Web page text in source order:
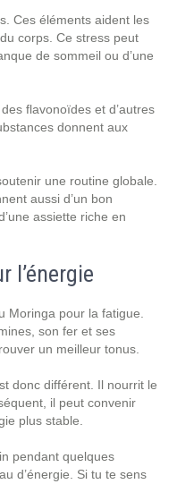
Ces éléments aident les
corps. Ce stress peut
de sommeil ou d’une
flavonoïdes et d’autres
donnent aux
une routine globale.
aussi d’un bon
assiette riche en
l’énergie
Moringa pour la fatigue.
son fer et ses
un meilleur tonus.
donc différent. Il nourrit le
il peut convenir
plus stable.
pendant quelques
d’énergie. Si tu te sens